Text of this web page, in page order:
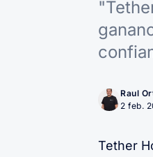
Raul
2 feb.
Tether